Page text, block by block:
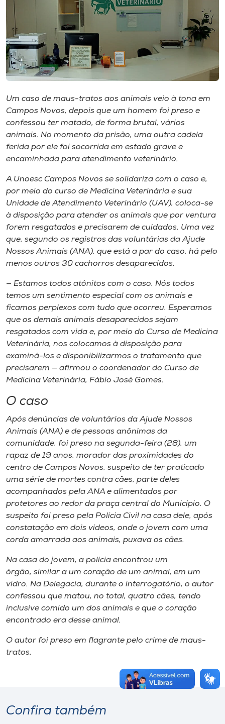
Rádio
Museu
Unoesc
Store
Selecione
o idioma
Um caso de maus-tratos aos animais veio à tona em
Campos Novos, depois que um homem foi preso e
confessou ter matado, de forma brutal, vários
animais. No momento da prisão, uma outra cadela
ferida por ele foi socorrida em estado grave e
encaminhada para atendimento veterinário.
A Unoesc Campos Novos se solidariza com o caso e,
por meio do curso de Medicina Veterinária e sua
Unidade de Atendimento Veterinário (UAV), coloca-se
à disposição para atender os animais que por ventura
forem resgatados e precisarem de cuidados. Uma vez
que, segundo os registros das voluntárias da Ajude
Nossos Animais (ANA), que está a par do caso, há pelo
menos outros 30 cachorros desaparecidos.
— Estamos todos atônitos com o caso. Nós todos
temos um sentimento especial com os animais e
ficamos perplexos com tudo que ocorreu. Esperamos
que os demais animais desaparecidos sejam
resgatados com vida e, por meio do Curso de Medicina
Veterinária, nos colocamos à disposição para
examiná-los e disponibilizarmos o tratamento que
precisarem — afirmou o coordenador do Curso de
Medicina Veterinária, Fábio José Gomes.
O caso
Após denúncias de voluntários da Ajude Nossos
Animais (ANA) e de pessoas anônimas da
comunidade, foi preso na segunda-feira (28), um
rapaz de 19 anos, morador das proximidades do
centro de Campos Novos, suspeito de ter praticado
uma série de mortes contra cães, parte deles
acompanhados pela ANA e alimentados por
protetores ao redor da praça central do Município. O
suspeito foi preso pela Polícia Civil na casa dele, após
constatação em dois vídeos, onde o jovem com uma
corda amarrada aos animais, puxava os cães.
Na casa do jovem, a polícia encontrou um
órgão, similar a um coração de um animal, em um
vidro. Na Delegacia, durante o interrogatório, o autor
confessou que matou, no total, quatro cães, tendo
inclusive comido um dos animais e que o coração
encontrado era desse animal.
O autor foi preso em flagrante pelo crime de maus-
tratos.
Confira também